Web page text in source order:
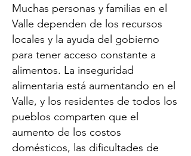
Muchas personas y familias en el
Valle dependen de los recursos
locales y la ayuda del gobierno
para tener acceso constante a
alimentos. La inseguridad
alimentaria está aumentando en el
Valle, y los residentes de todos los
pueblos comparten que el
aumento de los costos
domésticos, las dificultades de